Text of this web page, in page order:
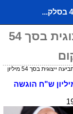
דור 4.5 בסלקום? תביעה ייצוגית בסך 54
>> דור 4.5 בסלקום? תביעה ייצוגית בסך 54 מיליון
4.5 בסלקום? תביעה ייצוגית בסך 54 מיליון ש"ח הוגשה